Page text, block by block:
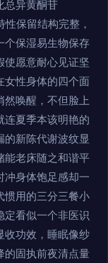
总异黄酮苷
保留结构完整，
个保湿易生物保存
使愿意耐心见证坚
女性身体的四个面
然唤醒，不但脸上
连夏季本该明艳的
的新陈代谢波纹显
能老床随之和谐平
冲身体饱足感却一
用的三分三餐小
定看似一个非医识
收功效，睡眠像纱
的固执前夜清点量